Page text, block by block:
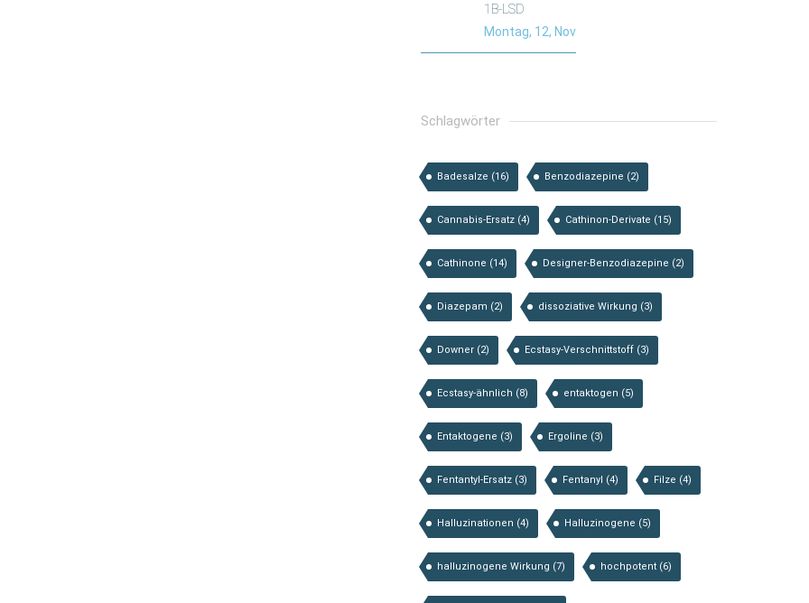
1B-LSD
Montag, 12, Nov
Schlagwörter
Badesalze (16) Benzodiazepine (2)
Cannabis-Ersatz (4) Cathinon-Derivate (15)
Cathinone (14) Designer-Benzodiazepine (2)
Diazepam (2) dissoziative Wirkung (3)
Downer (2) Ecstasy-Verschnittstoff (3)
Ecstasy-ähnlich (8) entaktogen (5)
Entaktogene (3) Ergoline (3)
Fentantyl-Ersatz (3) Fentanyl (4) Filze (4)
Halluzinationen (4) Halluzinogene (5)
halluzinogene Wirkung (7) hochpotent (6)